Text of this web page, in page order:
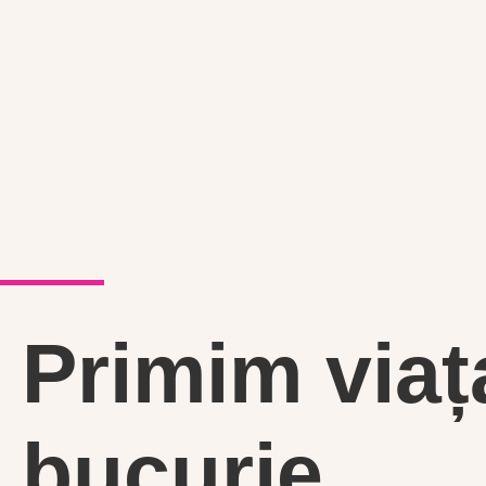
Primim